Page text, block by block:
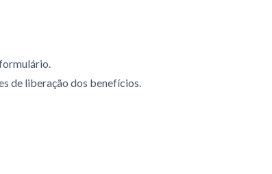
de liberação dos benefícios.